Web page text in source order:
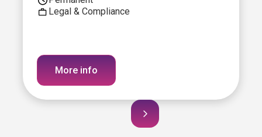
Legal & Compliance
More info